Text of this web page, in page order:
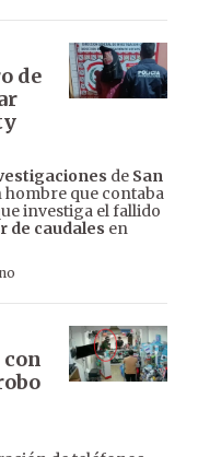
de
de San
hombre que contaba
investiga el fallido
de caudales en
con